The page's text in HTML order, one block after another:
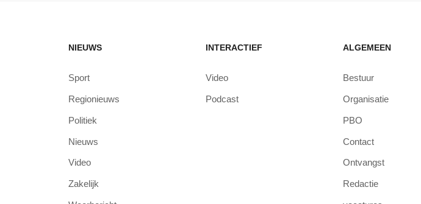
NIEUWS
Sport
Regionieuws
Politiek
Nieuws
Video
Zakelijk
INTERACTIEF
Video
Podcast
ALGEMEEN
Bestuur
Organisatie
PBO
Contact
Ontvangst
Redactie